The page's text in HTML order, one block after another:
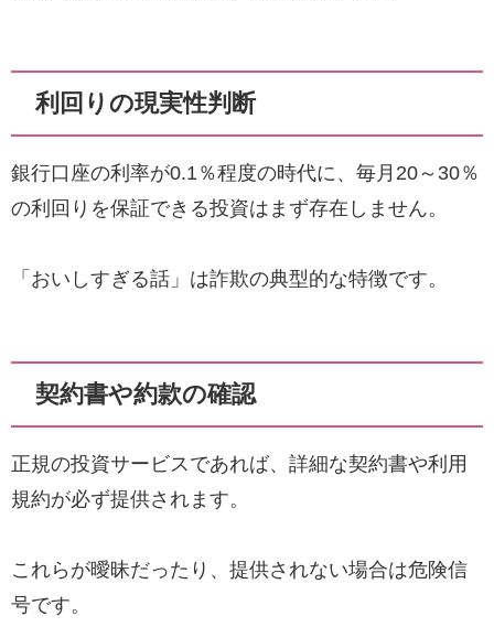
利回りの現実性判断
銀行口座の利率が0.1％程度の時代に、毎月20～30％
の利回りを保証できる投資はまず存在しません。
「おいしすぎる話」は詐欺の典型的な特徴です。
契約書や約款の確認
正規の投資サービスであれば、詳細な契約書や利用
規約が必ず提供されます。
これらが曖昧だったり、提供されない場合は危険信
号です。